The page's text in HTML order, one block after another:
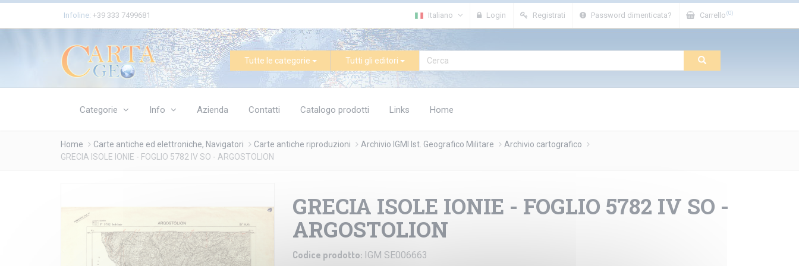
Infoline: +39 333 7499681 Italiano Login Registrati Password dimenticata? Carrello(0)
Tutte le categorie Tutti gli editori
Categorie Info Azienda Contatti Catalogo prodotti Links Home
Home Carte antiche ed elettroniche, Navigatori Carte antiche riproduzioni Archivio IGMI Ist. Geografico Militare
Archivio cartografico
GRECIA ISOLE IONIE - FOGLIO 5782 IV SO - ARGOSTOLION
GRECIA ISOLE IONIE - FOGLIO 5782 IV SO -
ARGOSTOLION
Codice prodotto: IGM SE006663
Cookies management panel